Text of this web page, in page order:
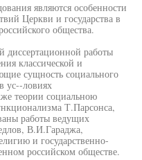
являются особенности
Церкви и государства в
общества.
диссертационной работы
классической и
сущность социального
ус--ловиях
теории социальною
Т.Парсонса,
работы ведущих
В.И.Гараджа,
и государственно-
российском обществе.